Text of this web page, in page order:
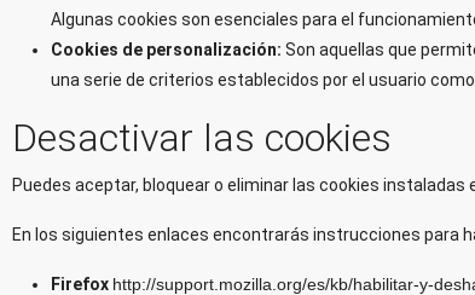
Algunas cookies son esenciales para el
Cookies de personalización: Son aquellas que
una serie de criterios establecidos por el usuario
Desactivar las cookies
Puedes aceptar, bloquear o eliminar las cookies
En los siguientes enlaces encontrarás instrucciones para
Firefox http://support.mozilla.org/es/kb/habilitar-y-